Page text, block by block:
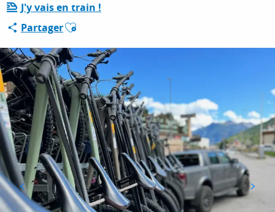
SÉJOURNER
ESPACE PRO
J'y vais en train !
PartagerAjouter aux favoris